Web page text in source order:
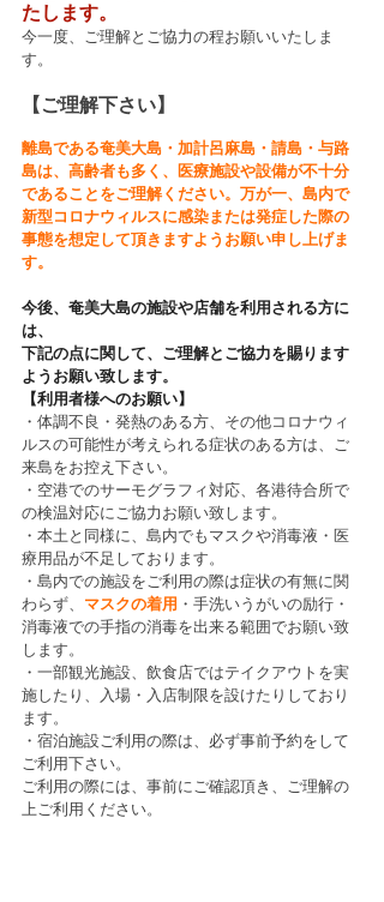
たします。
今一度、ご理解とご協力の程お願いいたしま
す。
【ご理解下さい】
離島である奄美大島・加計呂麻島・請島・与路
島は、高齢者も多く、医療施設や設備が不十分
であることをご理解ください。万が一、島内で
新型コロナウィルスに感染または発症した際の
事態を想定して頂きますようお願い申し上げま
す。
今後、奄美大島の施設や店舗を利用される方に
は、
下記の点に関して、ご理解とご協力を賜ります
ようお願い致します。
【利用者様へのお願い】
・体調不良・発熱のある方、その他コロナウィ
ルスの可能性が考えられる症状のある方は、ご
来島をお控え下さい。
・空港でのサーモグラフィ対応、各港待合所で
の検温対応にご協力お願い致します。
・本土と同様に、島内でもマスクや消毒液・医
療用品が不足しております。
・島内での施設をご利用の際は症状の有無に関
わらず、 マスクの着用 ・手洗いうがいの励行・
消毒液での手指の消毒を出来る範囲でお願い致
します。
・一部観光施設、飲食店ではテイクアウトを実
施したり、入場・入店制限を設けたりしており
ます。
・宿泊施設ご利用の際は、必ず事前予約をして
ご利用下さい。
ご利用の際には、 事前にご確認頂き、 ご理解の
上ご利用ください。